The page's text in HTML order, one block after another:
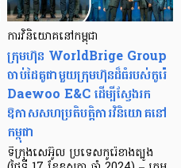
ការវិនិយោគនៅកម្ពុជា
ក្រុមហ៊ុន WorldBrige Group
ចាប់ដៃគូជាមួយក្រុមហ៊ុនដ៏ធំរបស់កូរ៉េ
Daewoo E&C ដើម្បីស្វែងរក
ឱកាសសហប្រតិបត្តិការវិនិយោគនៅ
កម្ពុជា
ទីក្រុងសេអ៊ូល ប្រទេសកូរ៉េខាងត្បូង